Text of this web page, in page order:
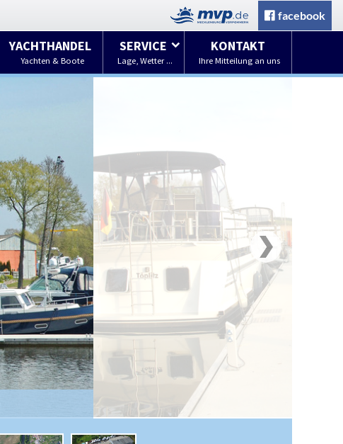
facebook
YACHTHANDEL
Yachten & Boote
SERVICE
Lage, Wetter ...
KONTAKT
Ihre Mitteilung an uns